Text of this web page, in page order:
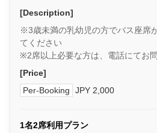
[Description]
※3歳未満の乳幼児の方でバス座席
てください
※2席以上必要な方は、電話にてお
[Price]
Per-Booking
JPY 2,000
1名2席利用プラン